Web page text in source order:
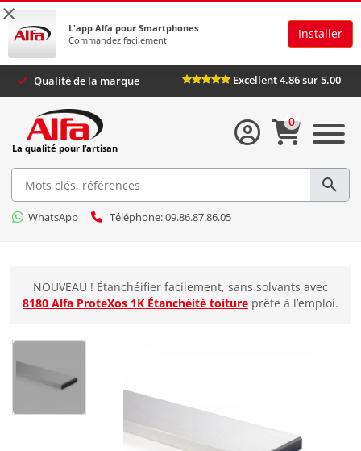
×
L'app Alfa pour Smartphones
Commandez facilement
Installer
Qualité de la marque Excellent 4.86 sur 5.00
La qualité pour l’artisan
WhatsApp Téléphone: 09.86.87.86.05
0
NOUVEAU ! Étanchéifier facilement, sans solvants avec
8180 Alfa ProteXos 1K Étanchéité toiture prête à l’emploi.